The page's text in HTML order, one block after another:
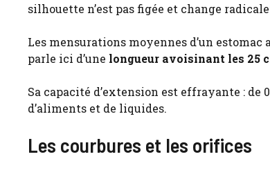
silhouette n’est pas figée et change
Les mensurations moyennes d’un
parle ici d’une longueur avoisinant les 25
Sa capacité d’extension est effrayante : de
d’aliments et de liquides.
Les courbures et les orifices